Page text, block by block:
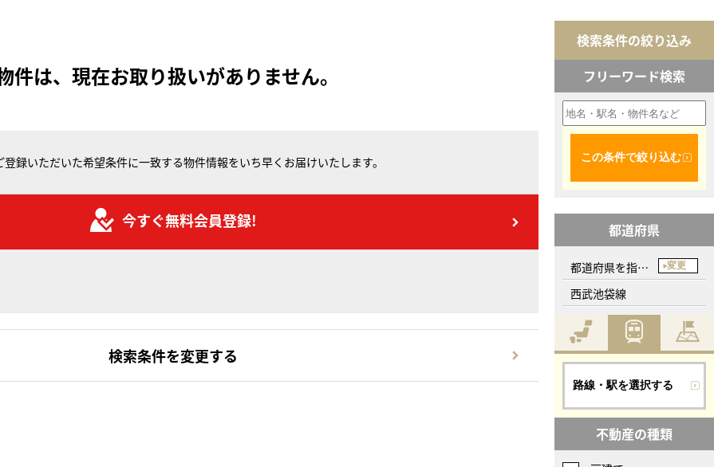
件は、現在お取り扱いがありません。
録いただいた希望条件に一致する物件情報をいち早くお届けいたします。
今すぐ無料会員登録!
検索条件を変更する
検索条件の絞り込み
フリーワード検索
この条件で絞り込む
都道府県
都道府県を指定してください 変更
西武池袋線
路線・駅を選択する
不動産の種類